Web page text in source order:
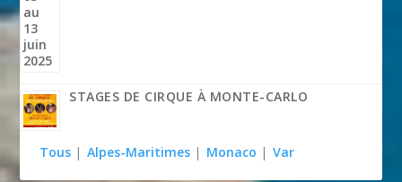
STAGES DE CIRQUE À MONTE-CARLO
Tous | Alpes-Maritimes | Monaco | Var